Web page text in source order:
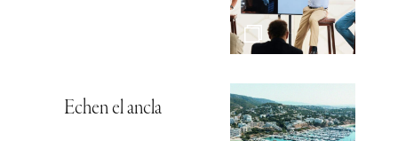
Echen el ancla